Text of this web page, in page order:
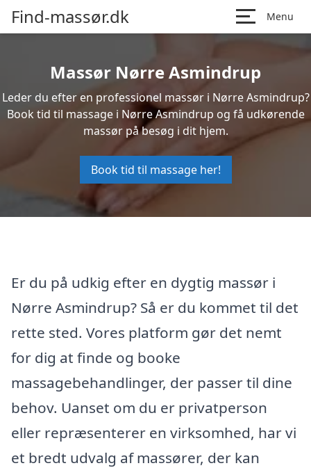
Find-massør.dk Menu
Massør Nørre Asmindrup
Leder du efter en professionel massør i Nørre Asmindrup?
Book tid til massage i Nørre Asmindrup og få udkørende
massør på besøg i dit hjem.
Book tid til massage her!
Er du på udkig efter en dygtig massør i
Nørre Asmindrup? Så er du kommet til det
rette sted. Vores platform gør det nemt
for dig at finde og booke
massagebehandlinger, der passer til dine
behov. Uanset om du er privatperson
eller repræsenterer en virksomhed, har vi
et bredt udvalg af massører, der kan